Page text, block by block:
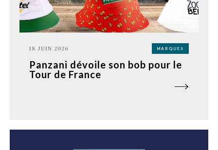
18 JUIN 2026 MARQUES
Panzani dévoile son bob pour le
Tour de France